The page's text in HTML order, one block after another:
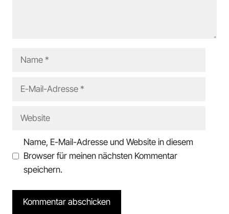
Name
Website
Name, E-Mail-Adresse und Website in diesem
Browser für meinen nächsten Kommentar
speichern.